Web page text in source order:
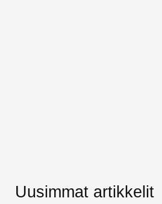
Uusimmat artikkelit